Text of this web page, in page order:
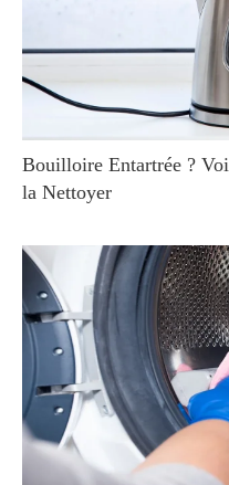
Bouilloire Entartrée ?
la Nettoyer